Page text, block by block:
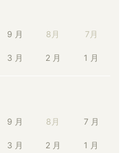
9 月 8月 7月
3 月 2 月 1 月
9 月 8月 7 月
3 月 2 月 1 月